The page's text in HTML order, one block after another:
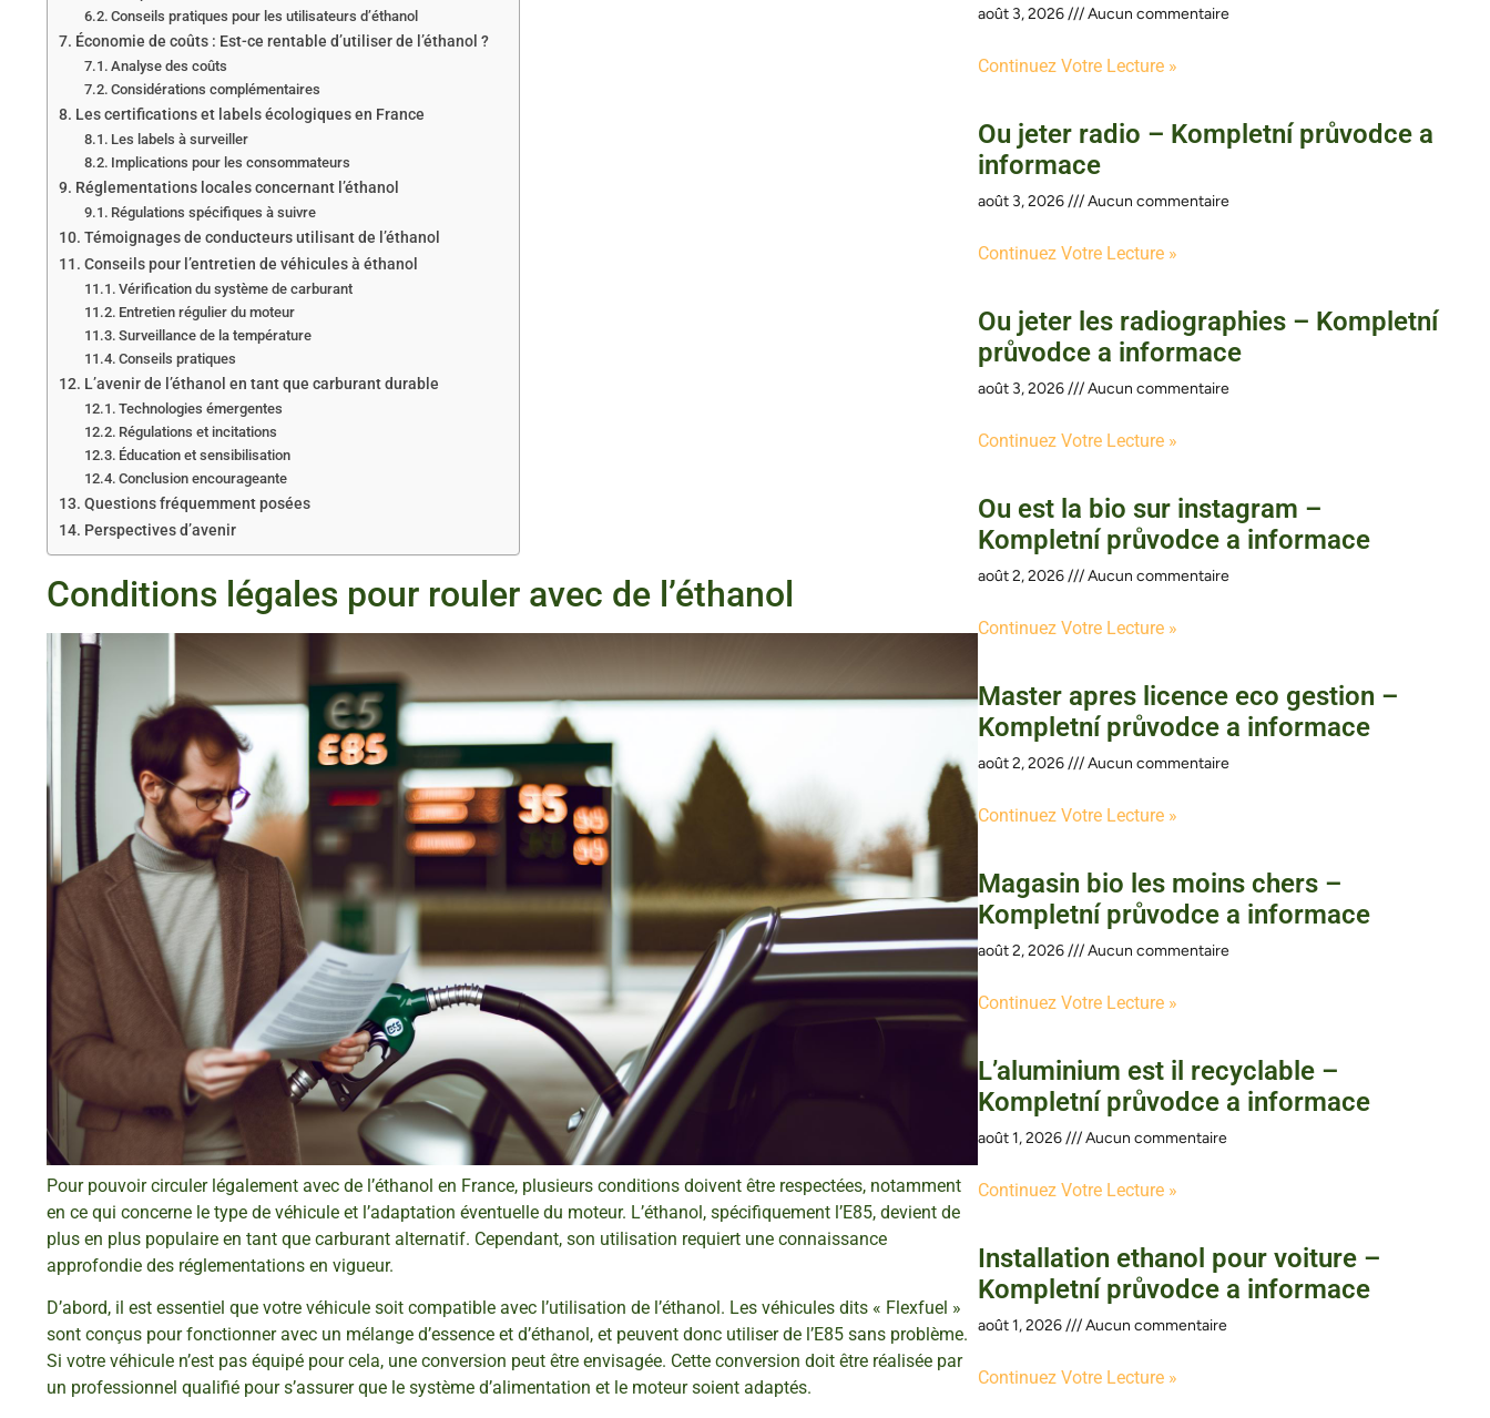
Conseils pratiques pour les utilisateurs d’éthanol
Économie de coûts : Est-ce rentable d’utiliser de l’éthanol ?
Analyse des coûts
Considérations complémentaires
Les certifications et labels écologiques en France
Les labels à surveiller
Implications pour les consommateurs
Réglementations locales concernant l’éthanol
Régulations spécifiques à suivre
Témoignages de conducteurs utilisant de l’éthanol
Conseils pour l’entretien de véhicules à éthanol
Vérification du système de carburant
Entretien régulier du moteur
Surveillance de la température
Conseils pratiques
L’avenir de l’éthanol en tant que carburant durable
Technologies émergentes
Régulations et incitations
Éducation et sensibilisation
Conclusion encourageante
Questions fréquemment posées
Perspectives d’avenir
Conditions légales pour rouler avec de l’éthanol
Pour pouvoir circuler légalement avec de l’éthanol en France, plusieurs conditions doivent être respectées, notamment
en ce qui concerne le type de véhicule et l’adaptation éventuelle du moteur. L’éthanol, spécifiquement l’E85, devient de
plus en plus populaire en tant que carburant alternatif. Cependant, son utilisation requiert une connaissance
approfondie des réglementations en vigueur.
D’abord, il est essentiel que votre véhicule soit compatible avec l’utilisation de l’éthanol. Les véhicules dits « Flexfuel »
sont conçus pour fonctionner avec un mélange d’essence et d’éthanol, et peuvent donc utiliser de l’E85 sans problème.
Si votre véhicule n’est pas équipé pour cela, une conversion peut être envisagée. Cette conversion doit être réalisée par
un professionnel qualifié pour s’assurer que le système d’alimentation et le moteur soient adaptés.
août 3, 2026 Aucun commentaire
Continuez Votre Lecture »
Ou jeter radio – Kompletní průvodce a
informace
août 3, 2026 Aucun commentaire
Continuez Votre Lecture »
Ou jeter les radiographies – Kompletní
průvodce a informace
août 3, 2026 Aucun commentaire
Continuez Votre Lecture »
Ou est la bio sur instagram –
Kompletní průvodce a informace
août 2, 2026 Aucun commentaire
Continuez Votre Lecture »
Master apres licence eco gestion –
Kompletní průvodce a informace
août 2, 2026 Aucun commentaire
Continuez Votre Lecture »
Magasin bio les moins chers –
Kompletní průvodce a informace
août 2, 2026 Aucun commentaire
Continuez Votre Lecture »
L’aluminium est il recyclable –
Kompletní průvodce a informace
août 1, 2026 Aucun commentaire
Continuez Votre Lecture »
Installation ethanol pour voiture –
Kompletní průvodce a informace
août 1, 2026 Aucun commentaire
Continuez Votre Lecture »